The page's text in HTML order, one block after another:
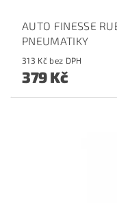
AUTO FINESSE
PNEUMATIKY
313 Kč bez DPH
379 Kč